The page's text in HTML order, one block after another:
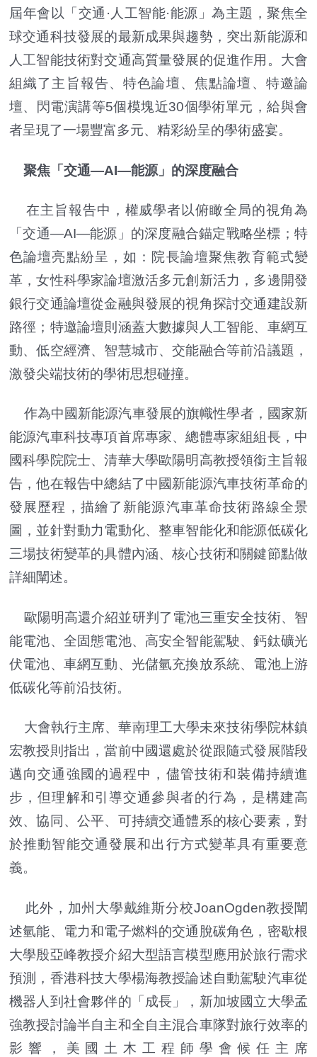
屆年會以「交通·人工智能·能源」為主題，聚焦全
球交通科技發展的最新成果與趨勢，突出新能源和
人工智能技術對交通高質量發展的促進作用。大會
組織了主旨報告、特色論壇、焦點論壇、特邀論
壇、閃電演講等5個模塊近30個學術單元，給與會
者呈現了一場豐富多元、精彩紛呈的學術盛宴。
聚焦「交通—AI—能源」的深度融合
在主旨報告中，權威學者以俯瞰全局的視角為
「交通—AI—能源」的深度融合錨定戰略坐標；特
色論壇亮點紛呈，如：院長論壇聚焦教育範式變
革，女性科學家論壇激活多元創新活力，多邊開發
銀行交通論壇從金融與發展的視角探討交通建設新
路徑；特邀論壇則涵蓋大數據與人工智能、車網互
動、低空經濟、智慧城市、交能融合等前沿議題，
激發尖端技術的學術思想碰撞。
作為中國新能源汽車發展的旗幟性學者，國家新
能源汽車科技專項首席專家、總體專家組組長，中
國科學院院士、清華大學歐陽明高教授領銜主旨報
告，他在報告中總結了中國新能源汽車技術革命的
發展歷程，描繪了新能源汽車革命技術路線全景
圖，並針對動力電動化、整車智能化和能源低碳化
三場技術變革的具體內涵、核心技術和關鍵節點做
詳細闡述。
歐陽明高還介紹並研判了電池三重安全技術、智
能電池、全固態電池、高安全智能駕駛、鈣鈦礦光
伏電池、車網互動、光儲氫充換放系統、電池上游
低碳化等前沿技術。
大會執行主席、華南理工大學未來技術學院林鎮
宏教授則指出，當前中國還處於從跟隨式發展階段
邁向交通強國的過程中，儘管技術和裝備持續進
步，但理解和引導交通參與者的行為，是構建高
效、協同、公平、可持續交通體系的核心要素，對
於推動智能交通發展和出行方式變革具有重要意
義。
此外，加州大學戴維斯分校JoanOgden教授闡
述氫能、電力和電子燃料的交通脫碳角色，密歇根
大學殷亞峰教授介紹大型語言模型應用於旅行需求
預測，香港科技大學楊海教授論述自動駕駛汽車從
機器人到社會夥伴的「成長」，新加坡國立大學孟
強教授討論半自主和全自主混合車隊對旅行效率的
影響，美國土木工程師學會候任主席